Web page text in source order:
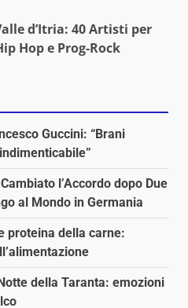
d’Itria: 40 Artisti per
Hop e Prog-Rock
Guccini: “Brani
l’Accordo dopo Due
al Mondo in Germania
proteina della carne:
della Taranta: emozioni